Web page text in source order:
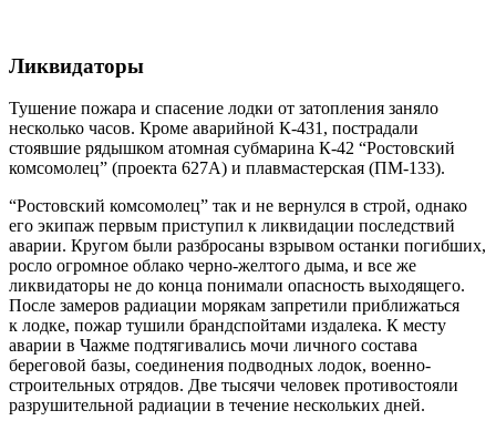
Ликвидаторы
Тушение пожара и спасение лодки от затопления заняло
несколько часов. Кроме аварийной К-431, пострадали
стоявшие рядышком атомная субмарина К-42 “Ростовский
комсомолец” (проекта 627А) и плавмастерская (ПМ-133).
“Ростовский комсомолец” так и не вернулся в строй, однако
его экипаж первым приступил к ликвидации последствий
аварии. Кругом были разбросаны взрывом останки погибших,
росло огромное облако черно-желтого дыма, и все же
ликвидаторы не до конца понимали опасность выходящего.
После замеров радиации морякам запретили приближаться
к лодке, пожар тушили брандспойтами издалека. К месту
аварии в Чажме подтягивались мочи личного состава
береговой базы, соединения подводных лодок, военно-
строительных отрядов. Две тысячи человек противостояли
разрушительной радиации в течение нескольких дней.